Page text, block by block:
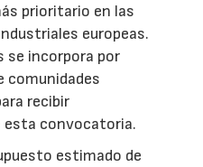
prioritario en las
europeas.
se incorpora por
comunidades
recibir
esta convocatoria.
estimado de